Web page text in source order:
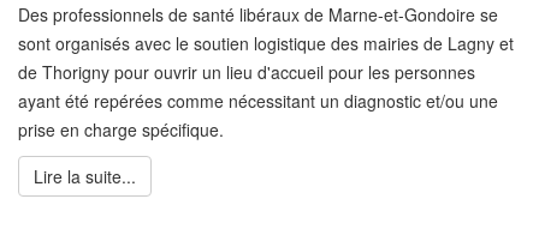
Des professionnels de santé libéraux de Marne-et-Gondoire se
sont organisés avec le soutien logistique des mairies de Lagny et
de Thorigny pour ouvrir un lieu d'accueil pour les personnes
ayant été repérées comme nécessitant un diagnostic et/ou une
prise en charge spécifique.
Lire la suite...